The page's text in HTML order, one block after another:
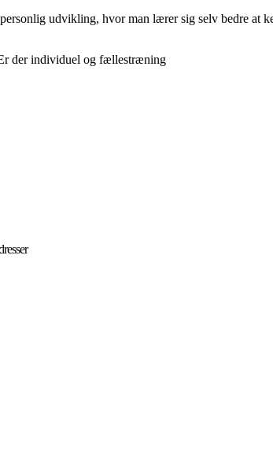
udvikling, hvor man lærer sig selv bedre at
der individuel og fællestræning